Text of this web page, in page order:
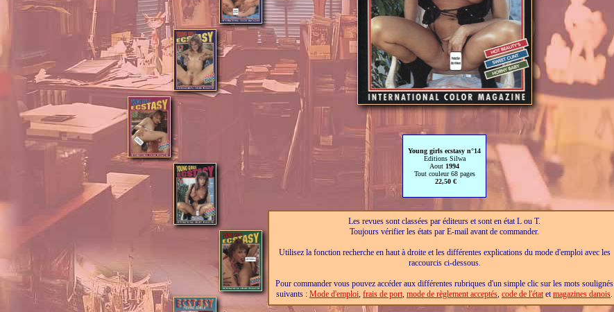
Young girls ecstasy n°14
Editions Silwa
Aout 1994
Tout couleur 68 pages
22,50 €
Les revues sont classées par éditeurs et sont en état L ou T.
Toujours vérifier les états par E-mail avant de commander.
Utilisez la fonction recherche en haut à droite et les différentes explications du mode d'emploi avec les
raccourcis ci-dessous.
Pour commander vous pouvez accéder aux différentes rubriques d'un simple clic sur les mots soulignés
suivants : Mode d'emploi, frais de port, mode de règlement acceptés, code de l'état etmagazines danois.